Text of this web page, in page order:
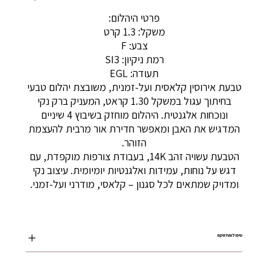
פרטי היהלום:
משקל: 1.3 קרט
צבע: F
רמת ניקיון: SI3
תעודה: EGL
טבעת אירוסין קלאסית ועל-זמנית, משובצת יהלום טבעי
בחיתוך עגול במשקל 1.30 קראט, המעניק ברק נקי
ונוכחות אלגנטית. היהלום מוחזק בשיבוץ 4 שיניים
המדגיש את האבן ומאפשר חדירת אור מרבית להעצמת
הזוהר.
הטבעת עשויה זהב 14K, בעבודת צורפות מוקפדת, עם
דגש על נוחות, עמידות ואלגנטיות יומיומית. עיצוב נקי
ומדויק שמתאים לכל סגנון – קלאסי, מודרני ועל-זמני.
טיפול ותחזוקה